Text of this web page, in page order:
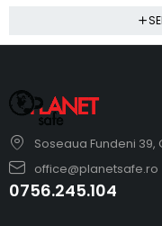
Soseaua Fundeni 39,
office@planetsafe.ro
0756.245.104